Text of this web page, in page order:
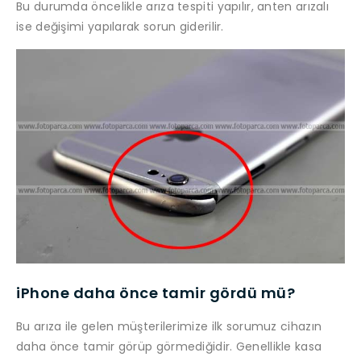
Bu durumda öncelikle arıza tespiti yapılır, anten arızalı
ise değişimi yapılarak sorun giderilir.
iPhone daha önce tamir gördü mü?
Bu arıza ile gelen müşterilerimize ilk sorumuz cihazın
daha önce tamir görüp görmediğidir. Genellikle kasa